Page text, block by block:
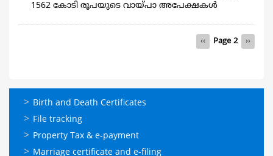
1562 കോടി രൂപയുടെ വായ്പാ അപേക്ഷകള്‍
Previous
‹‹ Page 2
Next
››
ഓണ്‍ലൈന്‍
സേവനങ്ങള്‍
Birth and Death Certificates
File tracking
Property Tax & e-payment
Marriage certificate and e-filing